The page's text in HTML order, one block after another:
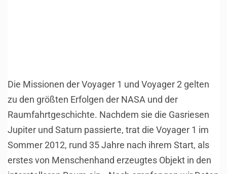
Die Missionen der Voyager 1 und Voyager 2 gelten
zu den größten Erfolgen der NASA und der
Raumfahrtgeschichte. Nachdem sie die Gasriesen
Jupiter und Saturn passierte, trat die Voyager 1 im
Sommer 2012, rund 35 Jahre nach ihrem Start, als
erstes von Menschenhand erzeugtes Objekt in den